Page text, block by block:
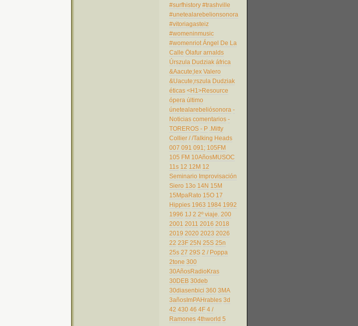
#surfhistory #trashville
#unetealarebelionsonora
#vitoriagasteiz
#womeninmusic
#womenriot Ángel De La
Calle Ölafur arnalds
Úrszula Dudziak áfrica
&Aacute;lex Valero
&Uacute;rszula Dudziak
éticas <H1>Resource
ópera último
únetealarebeliósonora -
Noticias comentarios -
TOREROS - P .Mitty
Collier / /Talking Heads
007 091 091; 105FM
105 FM 10AñosMUSOC
11s 12 12M 12
Seminario Improvisación
Siero 13o 14N 15M
15MpaRato 15O 17
Hippies 1963 1984 1992
1996 1J 2 2º viaje. 200
2001 2011 2016 2018
2019 2020 2023 2026
22 23F 25N 25S 25n
25s 27 29S 2 / Poppa
2tone 300
30AñosRadioKras
30DEB 30deb
30diasenbici 360 3MA
3añosImPAHrables 3d
42 430 46 4F 4 /
Ramones 4thworld 5